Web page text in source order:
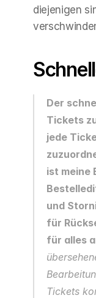
diejenigen
Der
Tickets
jede
ist meine
und
für
für alles
Tickets